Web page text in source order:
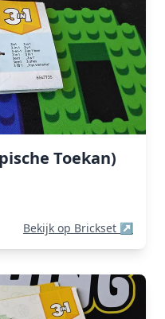
Toekan)
Bekijk op Brickset ↗